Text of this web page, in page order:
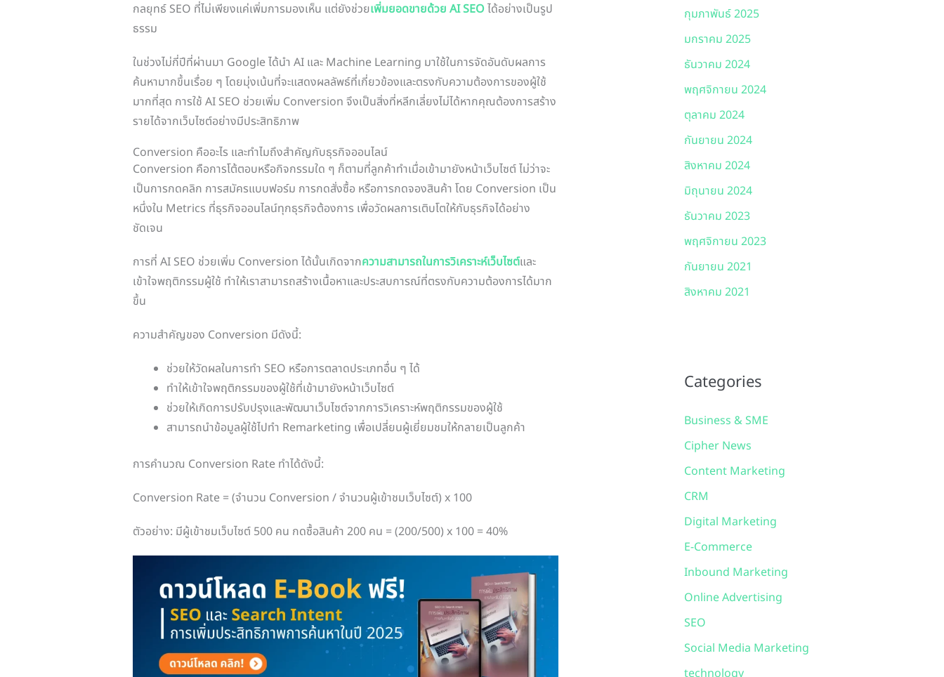
กลยุทธ์ SEO ที่ไม่เพียงแค่เพิ่มการมองเห็น แต่ยังช่วยเพิ่มยอดขายด้วย AI SEO ได้อย่างเป็นรูป
ธรรม
ในช่วงไม่กี่ปีที่ผ่านมา Google ได้นำ AI และ Machine Learning มาใช้ในการจัดอันดับผลการ
ค้นหามากขึ้นเรื่อย ๆ โดยมุ่งเน้นที่จะแสดงผลลัพธ์ที่เกี่ยวข้องและตรงกับความต้องการของผู้ใช้
มากที่สุด การใช้ AI SEO ช่วยเพิ่ม Conversion จึงเป็นสิ่งที่หลีกเลี่ยงไม่ได้หากคุณต้องการสร้าง
รายได้จากเว็บไซต์อย่างมีประสิทธิภาพ
Conversion คืออะไร และทำไมถึงสำคัญกับธุรกิจออนไลน์
Conversion คือการโต้ตอบหรือกิจกรรมใด ๆ ก็ตามที่ลูกค้าทำเมื่อเข้ามายังหน้าเว็บไซต์ ไม่ว่าจะ
เป็นการกดคลิก การสมัครแบบฟอร์ม การกดสั่งซื้อ หรือการกดจองสินค้า โดย Conversion เป็น
หนึ่งใน Metrics ที่ธุรกิจออนไลน์ทุกธุรกิจต้องการ เพื่อวัดผลการเติบโตให้กับธุรกิจได้อย่าง
ชัดเจน
การที่ AI SEO ช่วยเพิ่ม Conversion ได้นั้นเกิดจากความสามารถในการวิเคราะห์เว็บไซต์และ
เข้าใจพฤติกรรมผู้ใช้ ทำให้เราสามารถสร้างเนื้อหาและประสบการณ์ที่ตรงกับความต้องการได้มาก
ขึ้น
ความสำคัญของ Conversion มีดังนี้:
ช่วยให้วัดผลในการทำ SEO หรือการตลาดประเภทอื่น ๆ ได้
ทำให้เข้าใจพฤติกรรมของผู้ใช้ที่เข้ามายังหน้าเว็บไซต์
ช่วยให้เกิดการปรับปรุงและพัฒนาเว็บไซต์จากการวิเคราะห์พฤติกรรมของผู้ใช้
สามารถนำข้อมูลผู้ใช้ไปทำ Remarketing เพื่อเปลี่ยนผู้เยี่ยมชมให้กลายเป็นลูกค้า
การคำนวณ Conversion Rate ทำได้ดังนี้:
Conversion Rate = (จำนวน Conversion / จำนวนผู้เข้าชมเว็บไซต์) x 100
ตัวอย่าง: มีผู้เข้าชมเว็บไซต์ 500 คน กดซื้อสินค้า 200 คน = (200/500) x 100 = 40%
กุมภาพันธ์ 2025
มกราคม 2025
ธันวาคม 2024
พฤศจิกายน 2024
ตุลาคม 2024
กันยายน 2024
สิงหาคม 2024
มิถุนายน 2024
ธันวาคม 2023
พฤศจิกายน 2023
กันยายน 2021
สิงหาคม 2021
Categories
Business & SME
Cipher News
Content Marketing
CRM
Digital Marketing
E-Commerce
Inbound Marketing
Online Advertising
SEO
Social Media Marketing
technology